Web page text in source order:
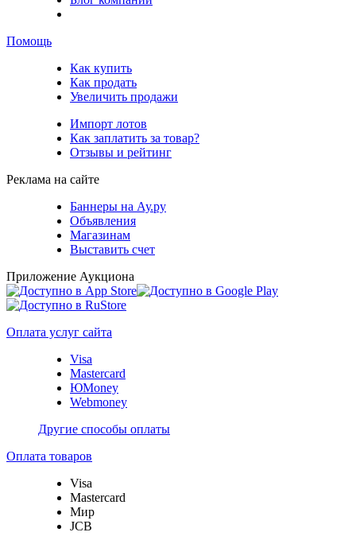
Помощь
Как купить
Как продать
Увеличить продажи
Импорт лотов
Как заплатить за товар?
Отзывы и рейтинг
Реклама на сайте
Баннеры на Ау.ру
Объявления
Магазинам
Выставить счет
Приложение Аукциона
Оплата услуг сайта
Visa
Mastercard
ЮMoney
Webmoney
Другие способы оплаты
Оплата товаров
Visa
Mastercard
Мир
JCB